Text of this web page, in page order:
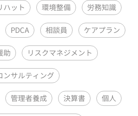
ハット 環境整備 労務知識
PDCA 相談員 ケアプラン
助 リスクマネジメント
ンサルティング
管理者養成 決算書 個人